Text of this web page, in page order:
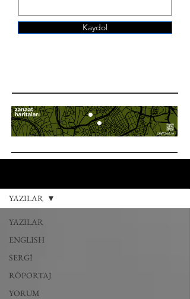
Kaydol
YAZILAR
ENGLISH
SERGİ
RÖPORTAJ
YORUM
YAZILAR